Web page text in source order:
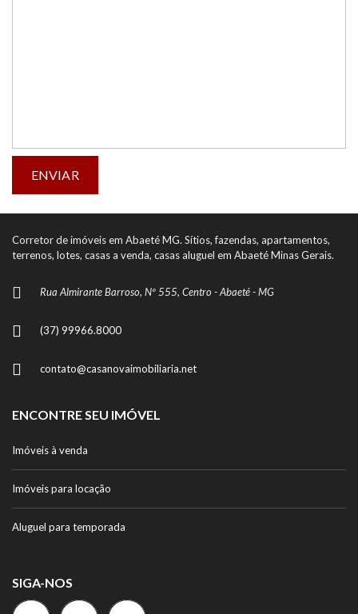
Corretor de imóveis em Abaeté MG. Sítios, fazendas, apartamentos,
terrenos, lotes, casas a venda, casas aluguel em Abaeté Minas Gerais.
Rua Almirante Barroso, Nº 555, Centro - Abaeté - MG
(37) 99966.8000
contato@casanovaimobiliaria.net
ENCONTRE SEU IMÓVEL
Imóveis à venda
Imóveis para locação
Aluguel para temporada
SIGA-NOS